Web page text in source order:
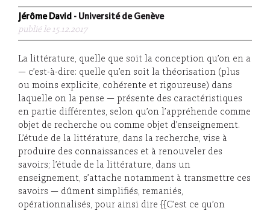
Jérôme David - Université de Genève
publié le 15.12.2017
La littérature, quelle que soit la conception qu’on en a
— c’est-à-dire: quelle qu’en soit la théorisation (plus
ou moins explicite, cohérente et rigoureuse) dans
laquelle on la pense — présente des caractéristiques
en partie différentes, selon qu’on l’appréhende comme
objet de recherche ou comme objet d’enseignement.
L’étude de la littérature, dans la recherche, vise à
produire des connaissances et à renouveler des
savoirs; l’étude de la littérature, dans un
enseignement, s’attache notamment à transmettre ces
savoirs — dûment simplifiés, remaniés,
opérationnalisés, pour ainsi dire {{C’est ce qu’on